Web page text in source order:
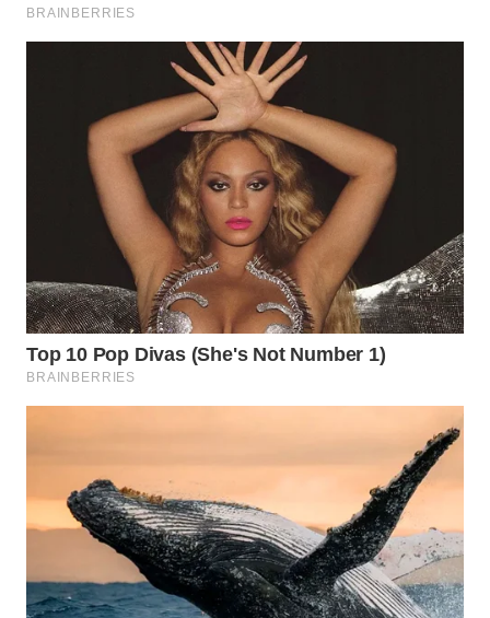
WN
WN
SEMARANG
WN
BOROBUDUR
WN
MADURA
SURABAYA